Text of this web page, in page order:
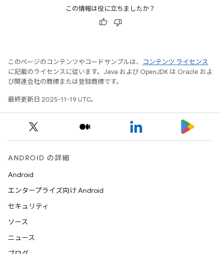
この情報は役に立ちましたか？
このページのコンテンツやコードサンプルは、
コンテンツ ライセンス
に記載のライセンスに従います。Java および OpenJDK は Oracle およ
び関連会社の商標または登録商標です。
最終更新日 2025-11-19 UTC。
ANDROID の詳細
Android
エンタープライズ向け Android
セキュリティ
ソース
ニュース